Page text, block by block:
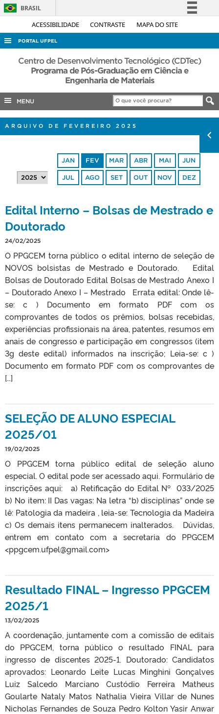
ACESSIBILIDADE CONTRASTE MAPA DO SITE
BRASIL
Simplifique!
Acesso à informação
Legislação
Canais
PORTAL UFPEL
ACESSO À INFORMAÇÃO
AUDITORIA
EDITAIS
PORTARIAS
Centro de Desenvolvimento Tecnológico (CDTec)
Programa de Pós-Graduação em Ciência e
Engenharia de Materiais
MENU
ARQUIVO DE FEVEREIRO 2025
JAN FEV MAR ABR MAI JUN
JUL AGO SET OUT NOV DEZ
Edital Interno – Bolsas de Mestrado e
Doutorado
24/02/2025
O PPGCEM torna público o edital interno de seleção de
NOVOS bolsistas de Mestrado e Doutorado. Edital
Bolsas de Doutorado Edital Bolsas de Mestrado Anexo I
– Doutorado Anexo I – Mestrado Errata edital: Onde lê-
se: c ) Documento em formato PDF com os
comprovantes de todos os prêmios, bolsas recebidas,
experiências profissionais na área, patentes, resumos em
anais de congresso e participação em congressos (item
3g deste edital) informados na inscrição; Leia-se: c )
Documento em formato PDF com os comprovantes de
[…]
SELEÇÃO DE ALUNO ESPECIAL
2025/01
19/02/2025
O PPGCEM torna público edital de seleção aluno
especial. O edital pode ser acessado aqui. Formulário de
inscrições aqui: a) Retificação do Edital Nº 033/2025
b) No item: II Das vagas: Na letra “b) disciplinas” onde se
lê: Patologia da madeira , leia-se: Tecnologia da Madeira
c) Os demais itens permanecem inalterados. Dúvidas,
entrem em contato com a secretaria do PPGCEM
<ppgcem.ufpel@gmail.com>
Resultado FINAL – Ingresso PPGCEM
2025/1
13/02/2025
A coordenação, juntamente com a comissão de editais
do PPGCEM, torna público o resultado FINAL para
ingresso de discentes 2025-1. Doutorado: Candidatos
aprovados: Leonardo Leite Lucas Minghini Gonçalves
Luiz Salcedo Marciano Custódio Ferreira Matheus
Goularte Nataly Matos Nathalia Vieira Villar de Nunes
Nicholas Fernandes de Souza Pedro Kolton Yasir Anwar